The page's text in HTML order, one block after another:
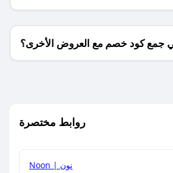
فقط؟
جمع كود خصم مع العروض الأخرى؟
روابط مختصرة
Noon | نون